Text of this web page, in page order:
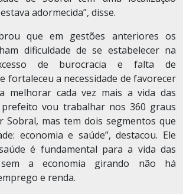
adormecida”, disse.
que em gestões anteriores os
dificuldade de se estabelecer na
de burocracia e falta de
fortaleceu a necessidade de favorecer
melhorar cada vez mais a vida das
prefeito vou trabalhar nos 360 graus
Sobral, mas tem dois segmentos que
economia e saúde”, destacou. Ele
é fundamental para a vida das
a economia girando não há
e renda.